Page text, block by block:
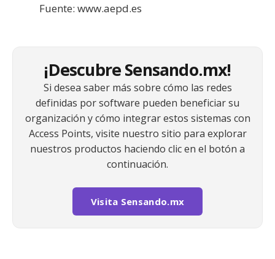
Fuente: www.aepd.es
¡Descubre Sensando.mx!
Si desea saber más sobre cómo las redes
definidas por software pueden beneficiar su
organización y cómo integrar estos sistemas con
Access Points, visite nuestro sitio para explorar
nuestros productos haciendo clic en el botón a
continuación.
Visita Sensando.mx